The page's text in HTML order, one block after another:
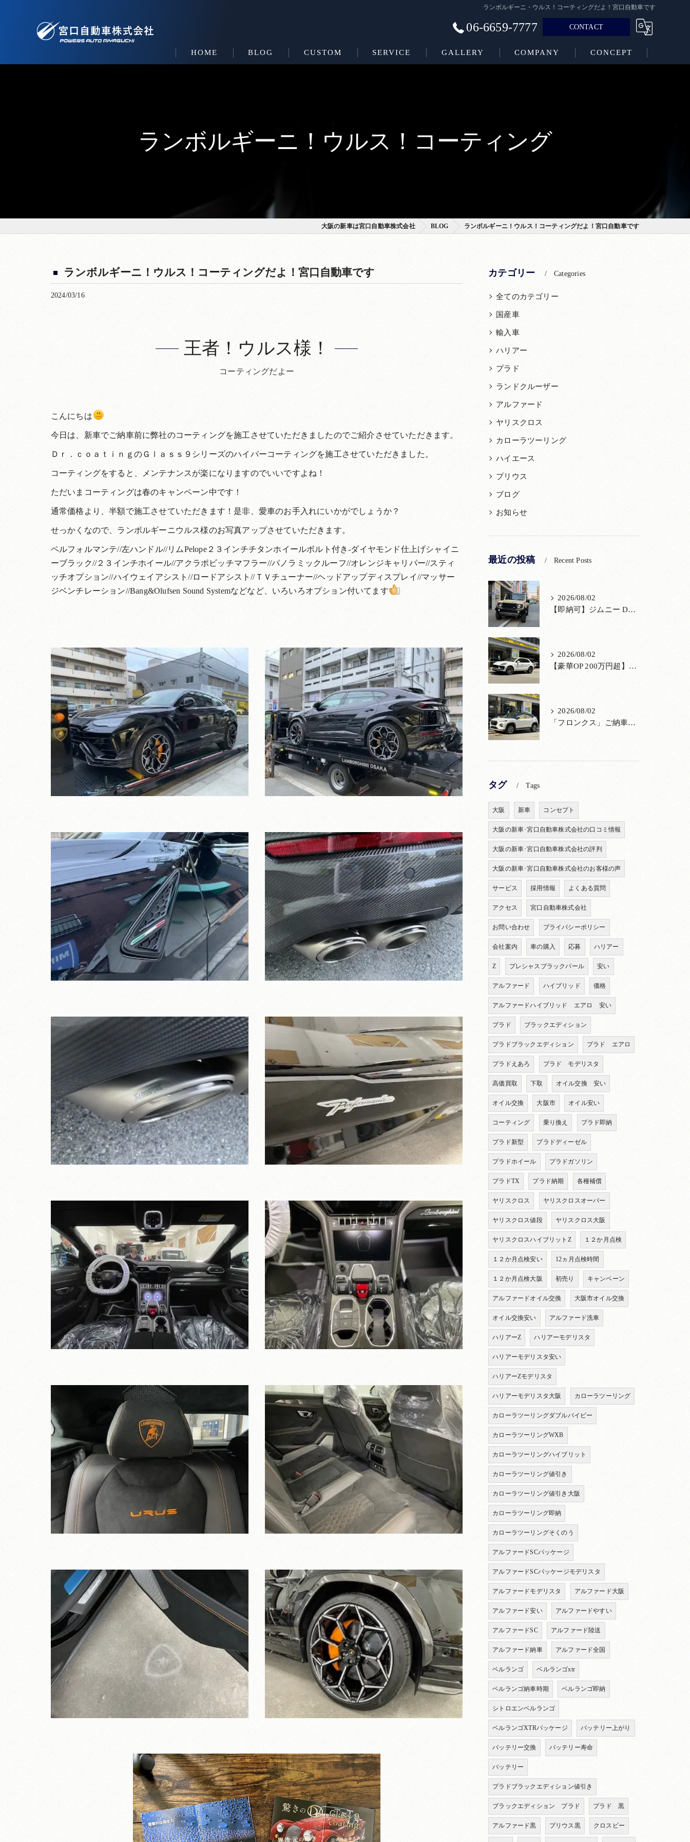
ランボルギーニ・ウルス！コーティングだよ！宮口自動車です
06-6659-7777 CONTACT
HOME BLOG CUSTOM SERVICE GALLERY COMPANY CONCEPT
ランボルギーニ！ウルス！コーティング
大阪の新車は宮口自動車株式会社 BLOG ランボルギーニ！ウルス！コーティングだよ！宮口自動車です
ランボルギーニ！ウルス！コーティングだよ！宮口自動車です
2024/03/16
王者！ウルス様！
コーティングだよー
こんにちは
今日は、新車でご納車前に弊社のコーティングを施工させていただきましたのでご紹介させていただきます。
Ｄｒ．ｃｏａｔｉｎｇのＧｌａｓｓ９シリーズのハイパーコーティングを施工させていただきました。
コーティングをすると、メンテナンスが楽になりますのでいいですよね！
ただいまコーティングは春のキャンペーン中です！
通常価格より、半額で施工させていただきます！是非、愛車のお手入れにいかがでしょうか？
せっかくなので、ランボルギーニウルス様のお写真アップさせていただきます。
ペルフォルマンテ//左ハンドル//リムPelope２３インチチタンホイールボルト付き-ダイヤモンド仕上げシャイニ
ーブラック//２３インチホイール//アクラポビッチマフラー//パノラミックルーフ//オレンジキャリパー//スティ
ッチオプション//ハイウェイアシスト//ロードアシスト//ＴＶチューナー//ヘッドアップディスプレイ//マッサー
ジベンチレーション//Bang&Olufsen Sound Systemなどなど、いろいろオプション付いてます
カテゴリー Categories
全てのカテゴリー
国産車
輸入車
ハリアー
プラド
ランドクルーザー
アルファード
ヤリスクロス
カローラツーリング
ハイエース
プリウス
ブログ
お知らせ
最近の投稿 Recent Posts
2026/08/02
【即納可】ジムニー DAMD「little D.」コンプリート！登録済未使用車あり
2026/08/02
【豪華OP 200万円超】極上のポルシェ マカンが入荷！注目のオプション装備
2026/08/02
「フロンクス」ご納車！購入からメンテナンス・リコールまで！宮口自動車
タグ Tags
大阪 新車 コンセプト
大阪の新車･宮口自動車株式会社の口コミ情報
大阪の新車･宮口自動車株式会社の評判
大阪の新車･宮口自動車株式会社のお客様の声
サービス 採用情報 よくある質問
アクセス 宮口自動車株式会社
お問い合わせ プライバシーポリシー
会社案内 車の購入 応募 ハリアー
Z プレシャスブラックパール 安い
アルファード ハイブリッド 価格
アルファードハイブリッド エアロ 安い
プラド ブラックエディション
プラドブラックエディション プラド エアロ
プラドえあろ プラド モデリスタ
高価買取 下取 オイル交換 安い
オイル交換 大阪市 オイル安い
コーティング 乗り換え プラド即納
プラド新型 プラドディーゼル
プラドホイール プラドガソリン
プラドTX プラド納期 各種補償
ヤリスクロス ヤリスクロスオーバー
ヤリスクロス値段 ヤリスクロス大阪
ヤリスクロスハイブリットZ １２か月点検
１２か月点検安い 12ヵ月点検時間
１２か月点検大阪 初売り キャンペーン
アルファードオイル交換 大阪市オイル交換
オイル交換安い アルファード洗車
ハリアーZ ハリアーモデリスタ
ハリアーモデリスタ安い
ハリアーZモデリスタ
ハリアーモデリスタ大阪 カローラツーリング
カローラツーリングダブルバイビー
カローラツーリングWXB
カローラツーリングハイブリット
カローラツーリング値引き
カローラツーリング値引き大阪
カローラツーリング即納
カローラツーリングそくのう
アルファードSCパッケージ
アルファードSCパッケージモデリスタ
アルファードモデリスタ アルファード大阪
アルファード安い アルファードやすい
アルファードSC アルファード陸送
アルファード納車 アルファード全国
ベルランゴ ベルランゴxtr
ベルランゴ納車時期 ベルランゴ即納
シトロエンベルランゴ
ベルランゴXTRパッケージ バッテリー上がり
バッテリー交換 バッテリー寿命
バッテリー
プラドブラックエディション値引き
ブラックエディション プラド プラド 黒
アルファード黒 プリウス黒 クロスビー